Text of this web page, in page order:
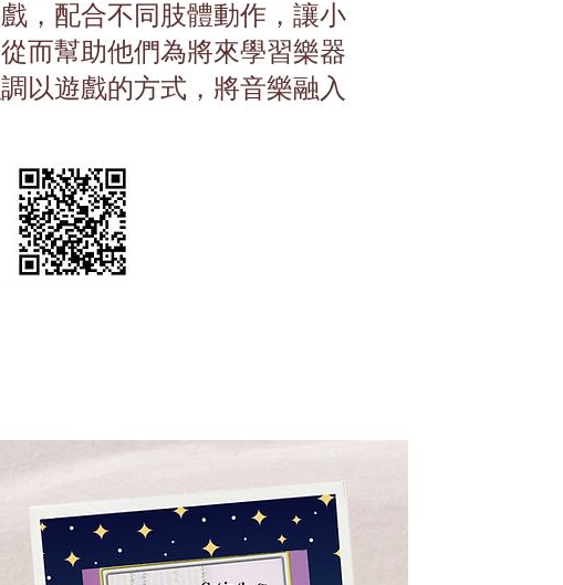
，配合不同肢體動作，讓小
而幫助他們為將來學習樂器
以遊戲的方式，將音樂融入